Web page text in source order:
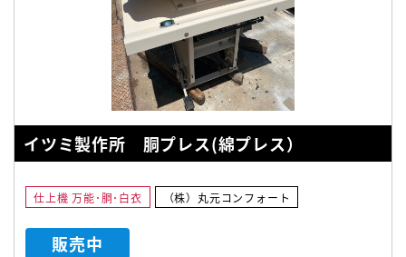
イツミ製作所 胴プレス(綿プレス）
仕上機 万能･胴･白衣 （株）丸元コンフォート
販売中